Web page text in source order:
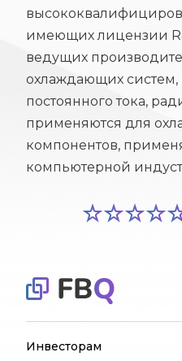
имеющих лицензии
ведущих
охлаждающих систем,
постоянного тока,
применяются для
компонентов,
компьютерной
Инвесторам